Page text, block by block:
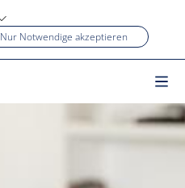
Nur Notwendige akzeptieren